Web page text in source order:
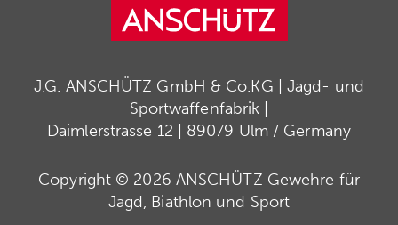
J.G. ANSCHÜTZ GmbH & Co.KG | Jagd- und
Sportwaffenfabrik |
Daimlerstrasse 12 | 89079 Ulm / Germany
Copyright © 2026 ANSCHÜTZ Gewehre für
Jagd, Biathlon und Sport